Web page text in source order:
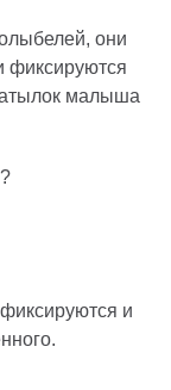
они
фиксируются
малыша
и